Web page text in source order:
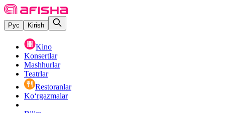
Рус Kirish
Kino
Konsertlar
Mashhurlar
Teatrlar
Restoranlar
Ko‘rgazmalar